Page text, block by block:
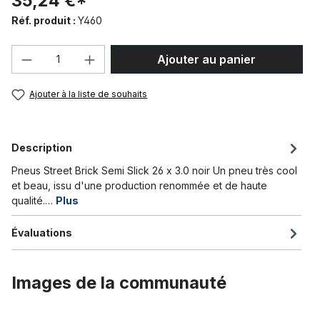
Réf. produit : Y460
Quantité de produit : Entrez la
Ajouter au panier
Ajouter à la liste de souhaits
Description
Pneus Street Brick Semi Slick 26 x 3.0 noir Un pneu très cool
et beau, issu d'une production renommée et de haute
qualité.… Plus
Évaluations
Images de la communauté